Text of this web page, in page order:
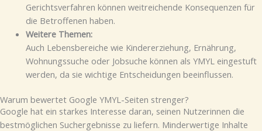
Gerichtsverfahren können weitreichende Konsequenzen für
die Betroffenen haben.
Weitere Themen:
Auch Lebensbereiche wie Kindererziehung, Ernährung,
Wohnungssuche oder Jobsuche können als YMYL eingestuft
werden, da sie wichtige Entscheidungen beeinflussen.
Warum bewertet Google YMYL-Seiten strenger?
Google hat ein starkes Interesse daran, seinen Nutzerinnen die
bestmöglichen Suchergebnisse zu liefern. Minderwertige Inhalte